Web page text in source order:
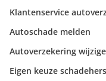
Klantenservice
Autoschade melden
Autoverzekering
Eigen keuze